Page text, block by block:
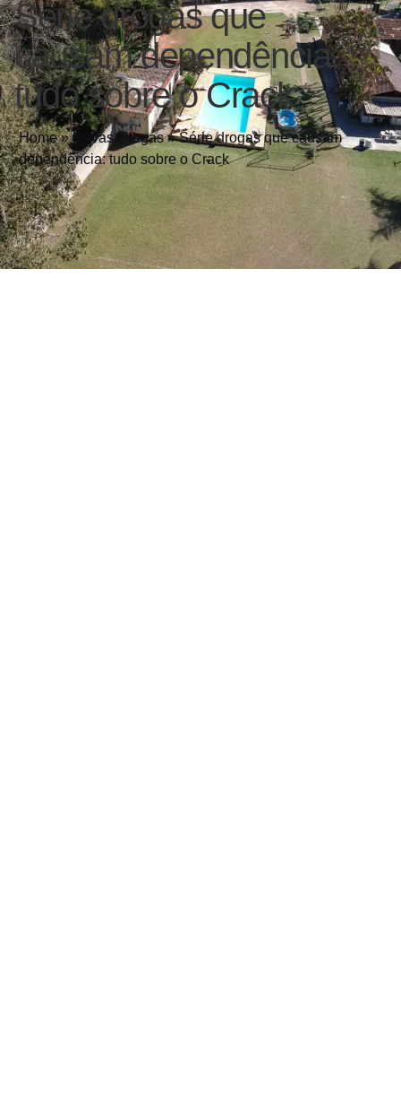
Série drogas que
causam dependência:
tudo sobre o Crack
Home»Novas Drogas»Série drogas que causam
dependência: tudo sobre o Crack